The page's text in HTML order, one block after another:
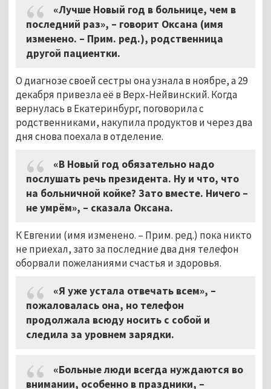
«Лучше Новый год в больнице, чем в
последний раз», – говорит Оксана (имя
изменено. – Прим. ред.), родственница
другой пациентки.
О диагнозе своей сестры она узнала в ноябре, а 29
декабря привезла её в Верх-Нейвинский. Когда
вернулась в Екатеринбург, поговорила с
родственниками, накупила продуктов и через два
дня снова поехала в отделение.
«В Новый год обязательно надо
послушать речь президента. Ну и что, что
на больничной койке? Зато вместе. Ничего –
не умрём», – сказала Оксана.
К Евгении (имя изменено. – Прим. ред.) пока никто
не приехал, зато за последние два дня телефон
оборвали пожеланиями счастья и здоровья.
«Я уже устала отвечать всем», –
пожаловалась она, но телефон
продолжала всюду носить с собой и
следила за уровнем зарядки.
«Больные люди всегда нуждаются во
внимании, особенно в праздники, –